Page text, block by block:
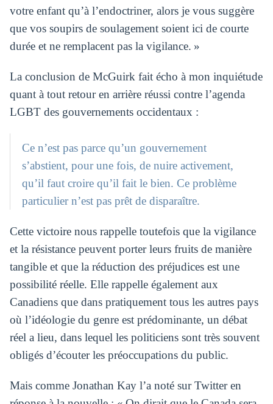
votre enfant qu’à l’endoctriner, alors je vous suggère
que vos soupirs de soulagement soient ici de courte
durée et ne remplacent pas la vigilance. »
La conclusion de McGuirk fait écho à mon inquiétude
quant à tout retour en arrière réussi contre l’agenda
LGBT des gouvernements occidentaux :
Ce n’est pas parce qu’un gouvernement
s’abstient, pour une fois, de nuire activement,
qu’il faut croire qu’il fait le bien. Ce problème
particulier n’est pas prêt de disparaître.
Cette victoire nous rappelle toutefois que la vigilance
et la résistance peuvent porter leurs fruits de manière
tangible et que la réduction des préjudices est une
possibilité réelle. Elle rappelle également aux
Canadiens que dans pratiquement tous les autres pays
où l’idéologie du genre est prédominante, un débat
réel a lieu, dans lequel les politiciens sont très souvent
obligés d’écouter les préoccupations du public.
Mais comme Jonathan Kay l’a noté sur Twitter en